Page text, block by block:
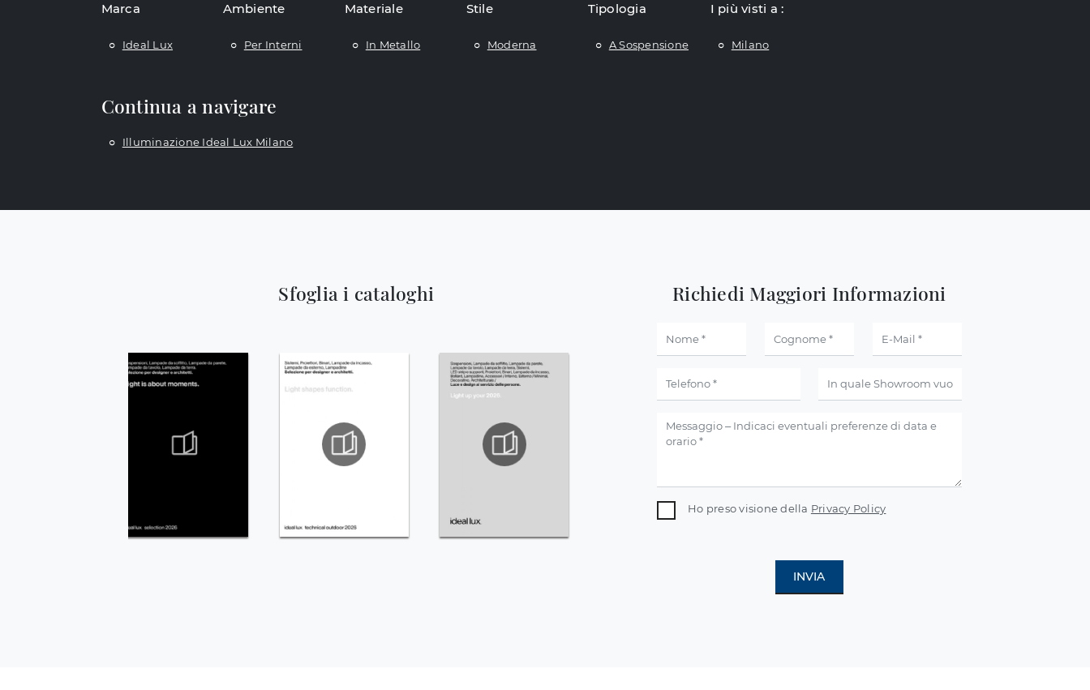
Marca
Ideal Lux
Ambiente
Per Interni
Materiale
In Metallo
Stile
Moderna
Tipologia
A Sospensione
I più visti a :
Milano
Continua a navigare
Illuminazione Ideal Lux Milano
Sfoglia i cataloghi Richiedi Maggiori Informazioni
Ho preso visione della Privacy Policy
INVIA